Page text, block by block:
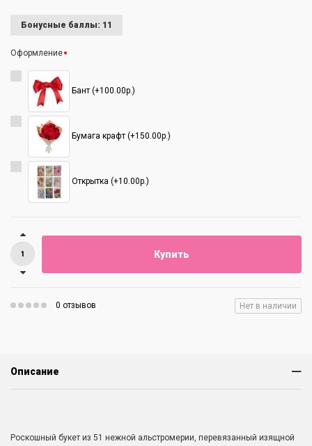
Бонусные баллы: 11
Оформление
Бант (+100.00р.)
Бумага крафт (+150.00р.)
Открытка (+10.00р.)
Купить
0 отзывов Нет в наличии
Описание
Роскошный букет из 51 нежной альстромерии, перевязанный изящной